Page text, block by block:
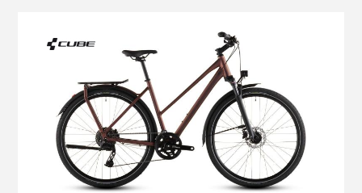
999,00 CHF
Cube Kathmandu Pro sunglow'n'prizm
Größe: Trapeze 46 cm
999,00 CHF